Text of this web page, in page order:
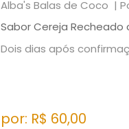
Alba's Balas de Coco |
Sabor Cereja
Dois dias após
por: R$ 60,00